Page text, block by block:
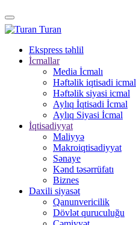
Turan
Ekspress təhlil
İcmallar
Media İcmalı
Həftəlik iqtisadi icmal
Həftəlik siyasi icmal
Aylıq İqtisadi İcmal
Aylıq Siyasi İcmal
İqtisadiyyat
Maliyyə
Makroiqtisadiyyat
Sənaye
Kənd təsərrüfatı
Biznes
Daxili siyasət
Qanunvericilik
Dövlət quruculuğu